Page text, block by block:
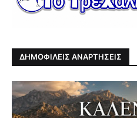
ΔΗΜΟΦΙΛΕΙΣ ΑΝΑΡΤΗΣΕΙΣ